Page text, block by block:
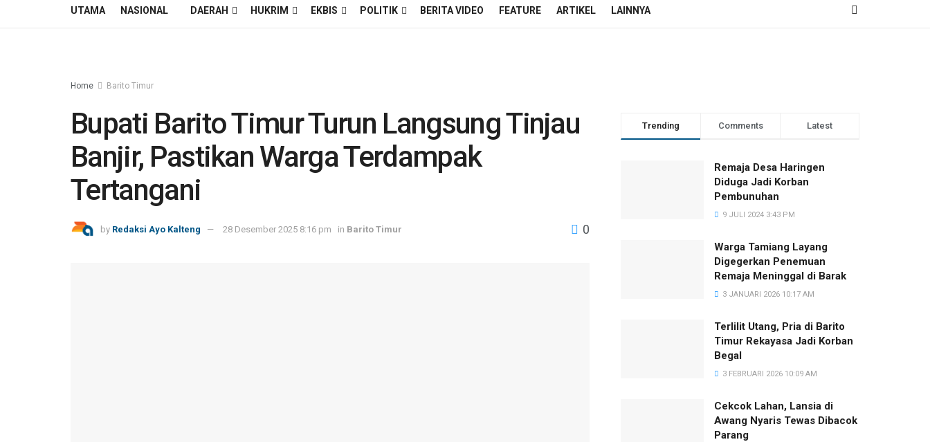
UTAMA NASIONAL DAERAH HUKRIM EKBIS POLITIK BERITA VIDEO FEATURE ARTIKEL LAINNYA
Home Barito Timur
Bupati Barito Timur Turun Langsung Tinjau
Banjir, Pastikan Warga Terdampak
Tertangani
by Redaksi Ayo Kalteng 28 Desember 2025 8:16 pm in Barito Timur 0
Trending Comments Latest
Remaja Desa Haringen
Diduga Jadi Korban
Pembunuhan
9 JULI 2024 3:43 PM
Warga Tamiang Layang
Digegerkan Penemuan
Remaja Meninggal di Barak
3 JANUARI 2026 10:17 AM
Terlilit Utang, Pria di Barito
Timur Rekayasa Jadi Korban
Begal
3 FEBRUARI 2026 10:09 AM
Cekcok Lahan, Lansia di
Awang Nyaris Tewas Dibacok
Parang